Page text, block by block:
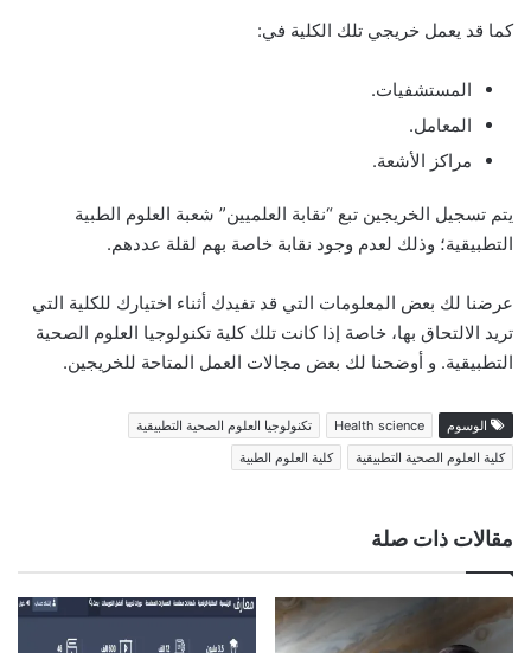
كما قد يعمل خريجي تلك الكلية في:
المستشفيات.
المعامل.
مراكز الأشعة.
يتم تسجيل الخريجين تبع “نقابة العلميين” شعبة العلوم الطبية
التطبيقية؛ وذلك لعدم وجود نقابة خاصة بهم لقلة عددهم.
عرضنا لك بعض المعلومات التي قد تفيدك أثناء اختيارك للكلية التي
تريد الالتحاق بها، خاصة إذا كانت تلك كلية تكنولوجيا العلوم الصحية
التطبيقية. و أوضحنا لك بعض مجالات العمل المتاحة للخريجين.
الوسوم Health science
تكنولوجيا العلوم الصحية التطبيقية
كلية العلوم الصحية التطبيقية
كلية العلوم الطبية
مقالات ذات صلة